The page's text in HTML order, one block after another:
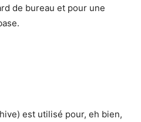
de bureau et pour une
est utilisé pour, eh bien,